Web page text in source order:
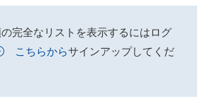
完全なリストを表示するにはログ
こちらからサインアップしてくだ